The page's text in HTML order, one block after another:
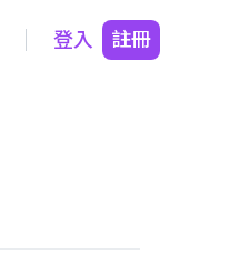
登入 註冊